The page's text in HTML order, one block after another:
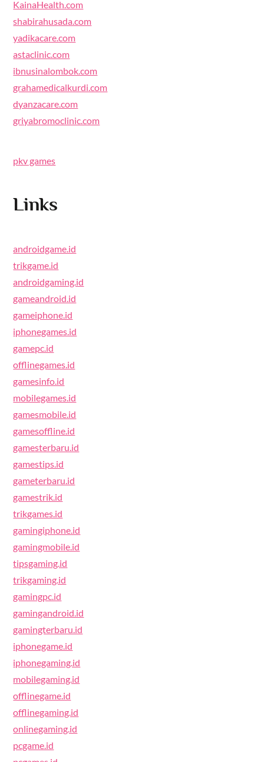
KainaHealth.com
shabirahusada.com
yadikacare.com
astaclinic.com
ibnusinalombok.com
grahamedicalkurdi.com
dyanzacare.com
griyabromoclinic.com
pkv games
Links
androidgame.id
trikgame.id
androidgaming.id
gameandroid.id
gameiphone.id
iphonegames.id
gamepc.id
offlinegames.id
gamesinfo.id
mobilegames.id
gamesmobile.id
gamesoffline.id
gamesterbaru.id
gamestips.id
gameterbaru.id
gamestrik.id
trikgames.id
gamingiphone.id
gamingmobile.id
tipsgaming.id
trikgaming.id
gamingpc.id
gamingandroid.id
gamingterbaru.id
iphonegame.id
iphonegaming.id
mobilegaming.id
offlinegame.id
offlinegaming.id
onlinegaming.id
pcgame.id